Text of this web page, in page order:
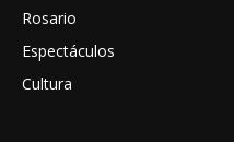
Rosario
Espectáculos
Cultura